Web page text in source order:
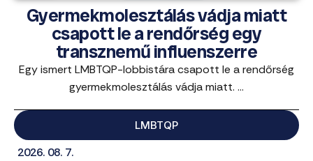
Gyermekmolesztálás vádja miatt
csapott le a rendőrség egy
transznemű influenszerre
Egy ismert LMBTQP-lobbistára csapott le a rendőrség
gyermekmolesztálás vádja miatt. ...
LMBTQP
2026. 08. 7.